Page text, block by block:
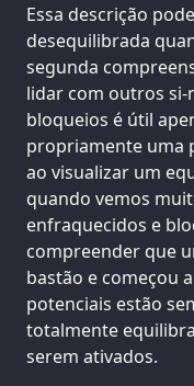
Essa descrição
desequilibrada
segunda
lidar com outros si-
bloqueios é útil
propriamente uma
ao visualizar um
quando vemos
enfraquecidos e
compreender que
bastão e começou
potenciais estão
totalmente
serem ativados.